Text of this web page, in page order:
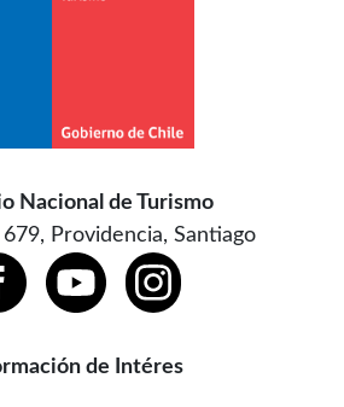
Nacional de Turismo
Providencia, Santiago
de Intéres